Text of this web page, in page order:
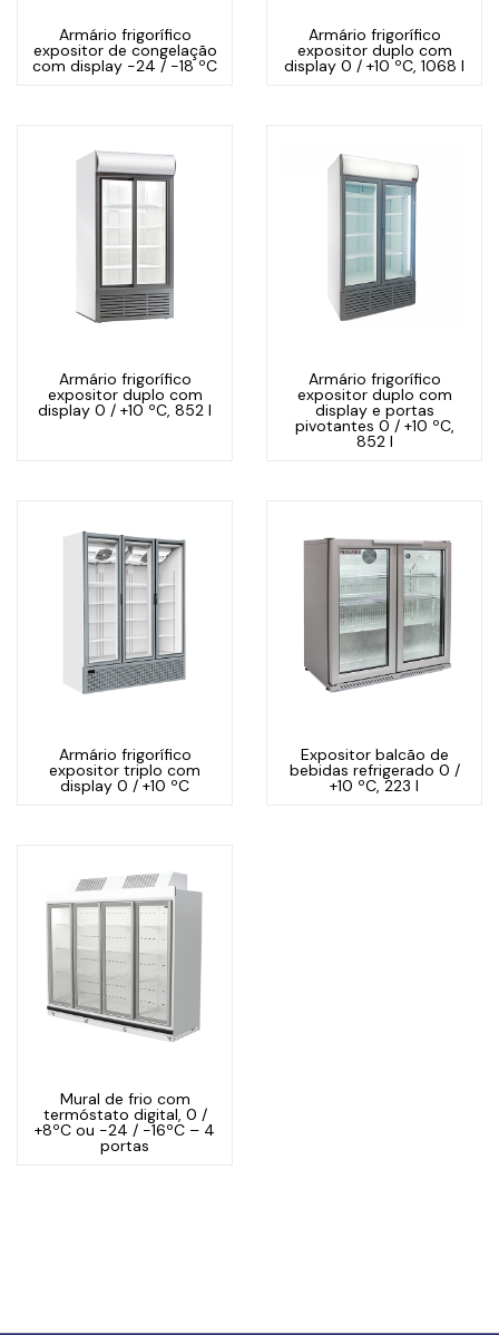
Armário frigorífico
expositor de congelação
com display -24 / -18 ºC
Armário frigorífico
expositor duplo com
display 0 / +10 ºC, 1068 l
Armário frigorífico
expositor duplo com
display 0 / +10 ºC, 852 l
Armário frigorífico
expositor duplo com
display e portas
pivotantes 0 / +10 ºC,
852 l
Armário frigorífico
expositor triplo com
display 0 / +10 ºC
Expositor balcão de
bebidas refrigerado 0 /
+10 ºC, 223 l
Mural de frio com
termóstato digital, 0 /
+8ºC ou -24 / -16ºC – 4
portas